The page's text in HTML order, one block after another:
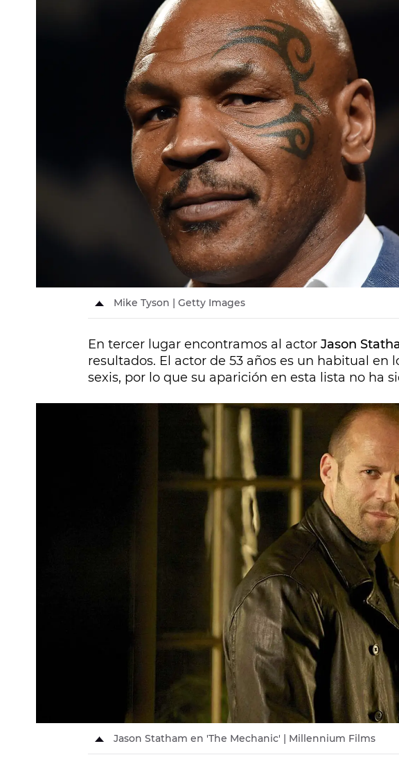
Mike Tyson | Getty Images
En tercer lugar encontramos al actor Jason
resultados. El actor de 53 años es un habitual en
sexis, por lo que su aparición en esta lista no ha
Jason Statham en 'The Mechanic' | Millennium Films